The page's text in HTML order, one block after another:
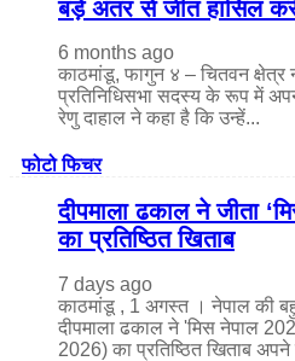
बड़े अंतर से जीत हासिल
6 months ago
काठमांडू, फागुन ४ – चितवन क्षेत्र
प्रतिनिधिसभा सदस्य के रूप में
रेणु दाहाल ने कहा है कि उन्हें...
फोटो फिचर
दीपमाला ढकाल ने जीता
का प्रतिष्ठित खिताब
7 days ago
काठमांडू , 1 अगस्त । नेपाल की
दीपमाला ढकाल ने 'मिस नेपाल
2026) का प्रतिष्ठित खिताब अपने